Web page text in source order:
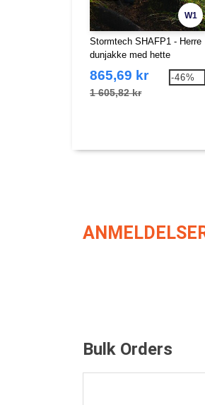
W1
Stormtech SHAFP1 - Herre
dunjakke med hette
865,69 kr
1 605,82 kr
-46%
Bulk Orders